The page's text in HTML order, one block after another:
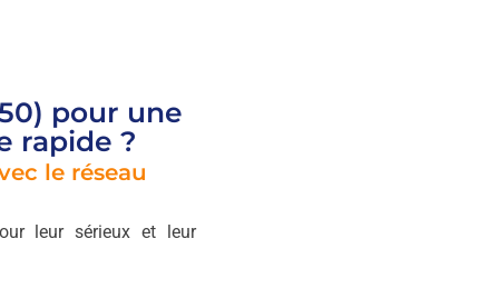
pour une
rapide ?
le réseau
leur sérieux et leur